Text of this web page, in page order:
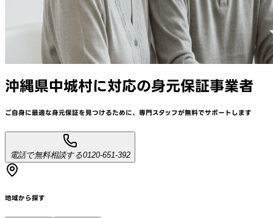
沖縄県中城村に対応の身元保証事業者
ご自身に最適な身元保証を見つけるために、 専門スタッフが無料でサポートします
電話で無料相談する0120-651-392
地域から探す